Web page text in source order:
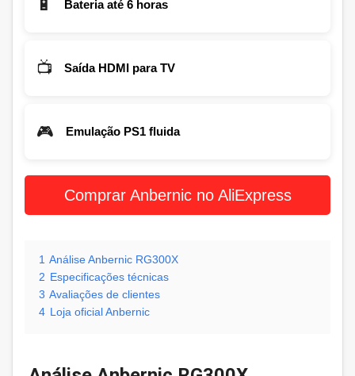
🔋 Bateria até 6 horas
📺 Saída HDMI para TV
🎮 Emulação PS1 fluida
Comprar Anbernic no AliExpress
1 Análise Anbernic RG300X
2 Especificações técnicas
3 Avaliações de clientes
4 Loja oficial Anbernic